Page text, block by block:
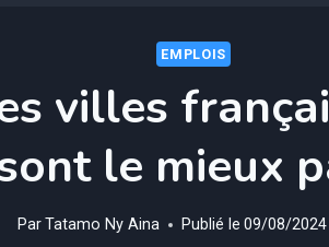
EMPLOIS
villes
le mieux
ParTatamo Ny Aina Publié le 09/08/2024